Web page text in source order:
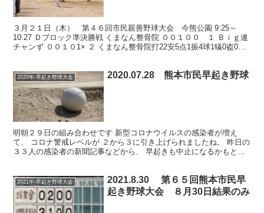
３月２１日（木） 第４６回市民親善野球大会 今熊公園 9:25～
10:27 Ｄブロック準決勝戦 くまなん整骨院 ００１００ １ Ｂｉｇ連
チャンず ００１０1× ２ くまなん整骨院打22安5点1振4球1犠0盗0失0
2020年-早起き野球大会 2020.07.28 熊本市民早起き野球
明朝２９日の組み合わせです 新型コロナウイルスの感染者が増え
て、 コロナ警戒レベルが ２から３に引き上げられましたね。 昨日の
３３人の感染者の新聞記事などから、 早起きも中止になるかもと思
2021年-早起き野球大会
2021.8.30 第６５回熊本市民早
起き野球大会 ８月30日結果のみ